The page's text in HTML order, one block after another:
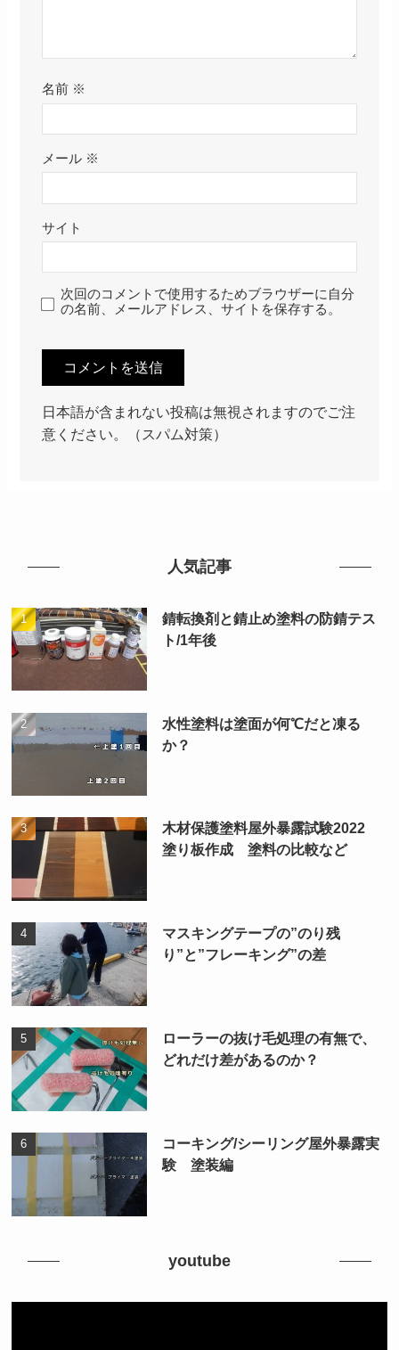
名前 ※
メール ※
サイト
次回のコメントで使用するためブラウザーに自分
の名前、メールアドレス、サイトを保存する。
日本語が含まれない投稿は無視されますのでご注
意ください。（スパム対策）
人気記事
錆転換剤と錆止め塗料の防錆テス
ト/1年後
水性塗料は塗面が何℃だと凍る
か？
木材保護塗料屋外暴露試験2022
塗り板作成 塗料の比較など
マスキングテープの”のり残
り”と”フレーキング”の差
ローラーの抜け毛処理の有無で、
どれだけ差があるのか？
コーキング/シーリング屋外暴露実
験 塗装編
youtube